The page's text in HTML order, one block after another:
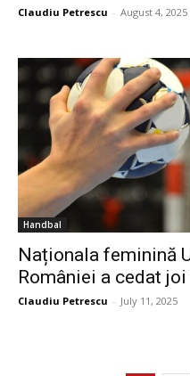
Claudiu Petrescu - August 4, 2025
Handbal
Naționala feminină
României a cedat
Claudiu Petrescu - July 11, 2025